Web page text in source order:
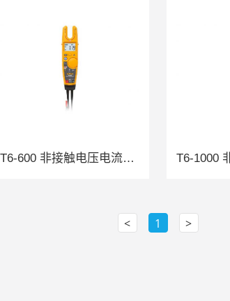
T6-600 非接触电压电流测试仪
< 1 >